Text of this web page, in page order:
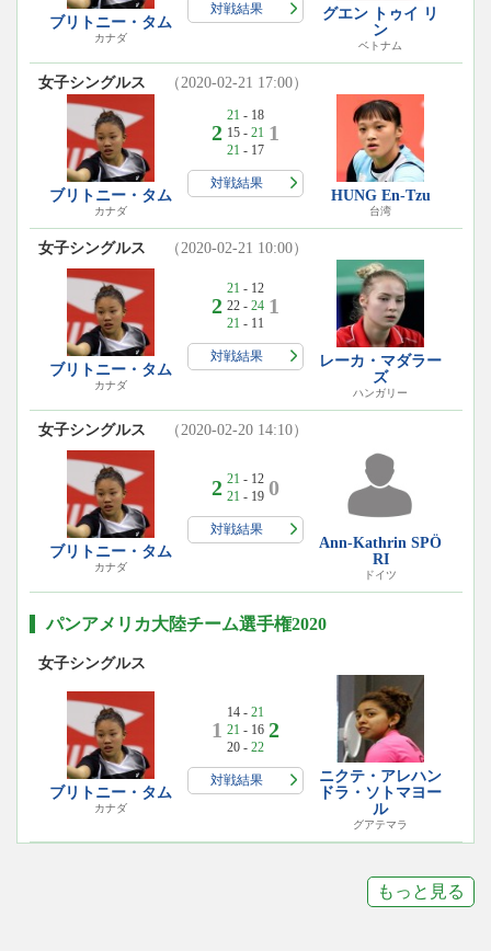
ブリトニー・タム
カナダ
対戦結果
グエン トゥイ リ
ン
ベトナム
女子シングルス （2020-02-21 17:00）
ブリトニー・タム
カナダ
2
21 - 18
15 - 21
21 - 17
1
対戦結果
HUNG En-Tzu
台湾
女子シングルス （2020-02-21 10:00）
ブリトニー・タム
カナダ
2
21 - 12
22 - 24
21 - 11
1
対戦結果
レーカ・マダラー
ズ
ハンガリー
女子シングルス （2020-02-20 14:10）
ブリトニー・タム
カナダ
2 21 - 12
21 - 19 0
対戦結果
Ann-Kathrin SPÖ
RI
ドイツ
パンアメリカ大陸チーム選手権2020
女子シングルス
ブリトニー・タム
カナダ
1
14 - 21
21 - 16
20 - 22
2
対戦結果
ニクテ・アレハン
ドラ・ソトマヨー
ル
グアテマラ
もっと見る